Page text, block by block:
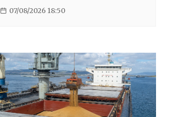
07/08/2026 18:50